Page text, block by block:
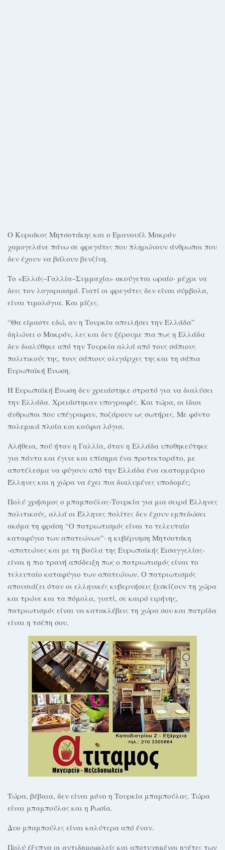
Ο Κυριάκος Μητσοτάκης και ο Εμανουέλ Μακρόν
χαμογελάνε πάνω σε φρεγάτες που πληρώνουν άνθρωποι που
δεν έχουν να βάλουν βενζίνη.
Το «Ελλάς–Γαλλία–Συμμαχία» ακούγεται ωραίο· μέχρι να
δεις τον λογαριασμό. Γιατί οι φρεγάτες δεν είναι σύμβολα,
είναι τιμολόγια. Και μίζες.
“Θα είμαστε εδώ, αν η Τουρκία απειλήσει την Ελλάδα”
δηλώνει ο Μακρόν, λες και δεν ξέρουμε πια πως η Ελλάδα
δεν διαλύθηκε από την Τουρκία αλλά από τους σάπιους
πολιτικούς της, τους σάπιους ολιγάρχες της και τη σάπια
Ευρωπαϊκή Ένωση.
Η Ευρωπαϊκή Ένωση δεν χρειάστηκε στρατό για να διαλύσει
την Ελλάδα. Χρειάστηκαν υπογραφές. Και τώρα, οι ίδιοι
άνθρωποι που υπέγραφαν, ποζάρουν ως σωτήρες. Με φόντο
πολεμικά πλοία και κούφια λόγια.
Αλήθεια, πού ήταν η Γαλλία, όταν η Ελλάδα υποθηκεύτηκε
για πάντα και έγινε και επίσημα ένα προτεκτοράτο, με
αποτέλεσμα να φύγουν από την Ελλάδα ένα εκατομμύριο
Έλληνες και η χώρα να έχει πια διαλυμένες υποδομές;
Πολύ χρήσιμος ο μπαμπούλας-Τουρκία για μια σειρά Έλληνες
πολιτικούς, αλλά οι Έλληνες πολίτες δεν έχουν εμπεδώσει
ακόμα τη φράση “Ο πατριωτισμός είναι το τελευταίο
καταφύγιο των απατεώνων”· η κυβέρνηση Μητσοτάκη
-απατεώνες και με τη βούλα της Ευρωπαϊκής Εισαγγελίας-
είναι η πιο τρανή απόδειξη πως ο πατριωτισμός είναι το
τελευταίο καταφύγιο των απατεώνων. Ο πατριωτισμός
απουσιάζει όταν οι ελληνικές κυβερνήσεις ξεσκίζουν τη χώρα
και τρώνε και τα πόμολα, γιατί, σε καιρό ειρήνης,
πατριωτισμός είναι να κατακλέβεις τη χώρα σου και πατρίδα
είναι η τσέπη σου.
Τώρα, βέβαια, δεν είναι μόνο η Τουρκία μπαμπούλας. Τώρα
είναι μπαμπούλας και η Ρωσία.
Δυο μπαμπούλες είναι καλύτερα από έναν.
Πολύ έξυπνα οι αντιδημοφιλείς και αποτυχημένοι ηγέτες των